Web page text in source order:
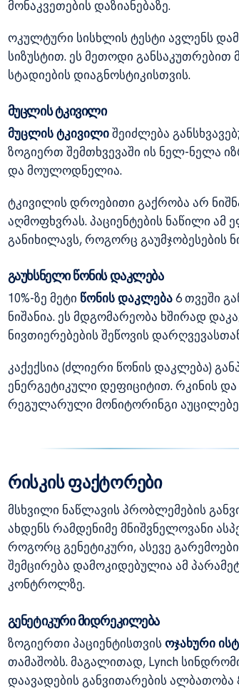
მონაკვეთების დაზიანებაზე.
ოკულტური სისხლის ტესტი ავლენს
სიზუსტით. ეს მეთოდი
სტადიების დიაგნოსტიკისთვის.
მუცლის ტკივილი
მუცლის ტკივილიშეიძლება
ზოგიერთ შემთხვევაში ის ნელ-ნელა
და მოულოდნელია.
ტკივილის დროებითი გაქრობა არ
აღმოფხვრას. პაციენტების ნაწილი ამ
განიხილავს, როგორც გაუმჯობესების
გაუხსნელი წონის დაკლება
10%-ზე მეტი წონის დაკლება6 თვეში
ნიშანია. ეს მდგომარეობა ხშირად
ნივთიერებების შეწოვის
კაქექსია (ძლიერი წონის დაკლება)
ენერგეტიკული დეფიციტით. რკინის
რეგულარული მონიტორინგი
რისკის ფაქტორები
მსხვილი ნაწლავის პრობლემების
ახდენს რამდენიმე მნიშვნელოვანი
როგორც გენეტიკური, ასევე
შემცირება დამოკიდებულია ამ
კონტროლზე.
გენეტიკური მიდრეკილება
ზოგიერთი პაციენტისთვის ოჯახური
თამაშობს. მაგალითად, Lynch
დაავადების განვითარების ალბათობა